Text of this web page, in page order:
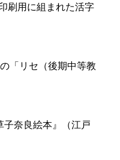
刷用に組まれた活字
「リセ（後期中等教
奈良絵本』（江戸